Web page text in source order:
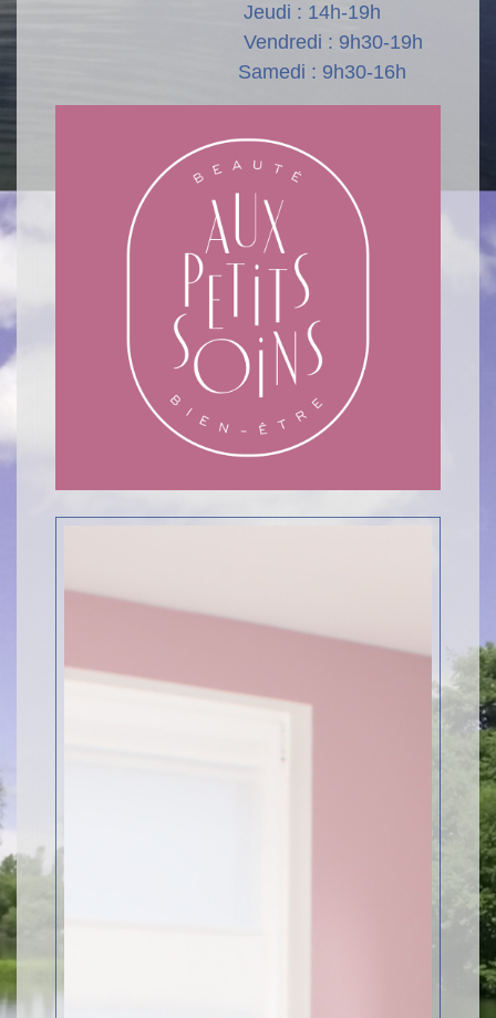
Jeudi : 14h-19h
Vendredi : 9h30-19h
Samedi : 9h30-16h